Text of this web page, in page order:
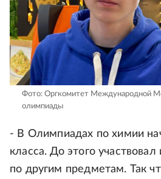
Фото: Оргкомитет Международной
олимпиады
- В Олимпиадах по химии
класса. До этого
по другим предметам. Так